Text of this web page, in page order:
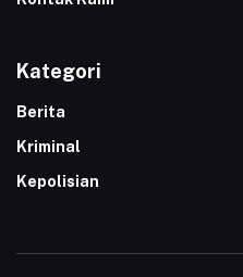
Kategori
Berita
Kriminal
Kepolisian